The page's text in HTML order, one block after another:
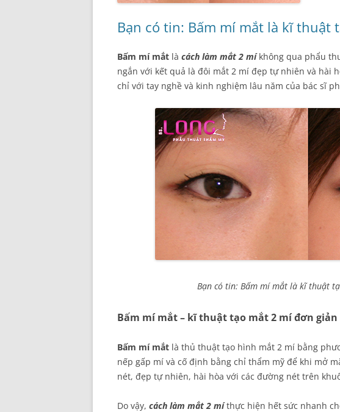
Bạn có tin: Bấm mí mắt là kĩ thuật
Bấm mí mắt là cách làm mắt 2 míkhông qua phẩu
ngắn với kết quả là đôi mắt 2 mí đẹp tự nhiên và hài
chỉ với tay nghề và kinh nghiệm lâu năm của bác sĩ
Bạn có tin: Bấm mí mắt là kĩ thuật
Bấm mí mắt – kĩ thuật tạo mắt 2 mí đơn giản
Bấm mí mắt là thủ thuật tạo hình mắt 2 mí bằng
nếp gấp mí và cố định bằng chỉ thẩm mỹ để khi mở
nét, đẹp tự nhiên, hài hòa với các đường nét trên
Do vậy, cách làm mắt 2 míthực hiện hết sức nhanh